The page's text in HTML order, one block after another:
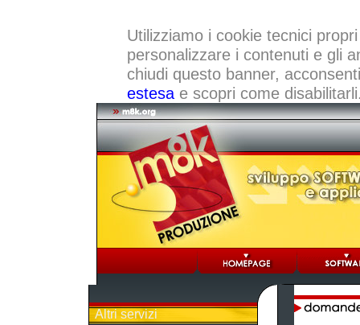
Utilizziamo i cookie tecnici
personalizzare i contenuti e gli
chiudi questo banner,
estesae scopri come
Altri servizi